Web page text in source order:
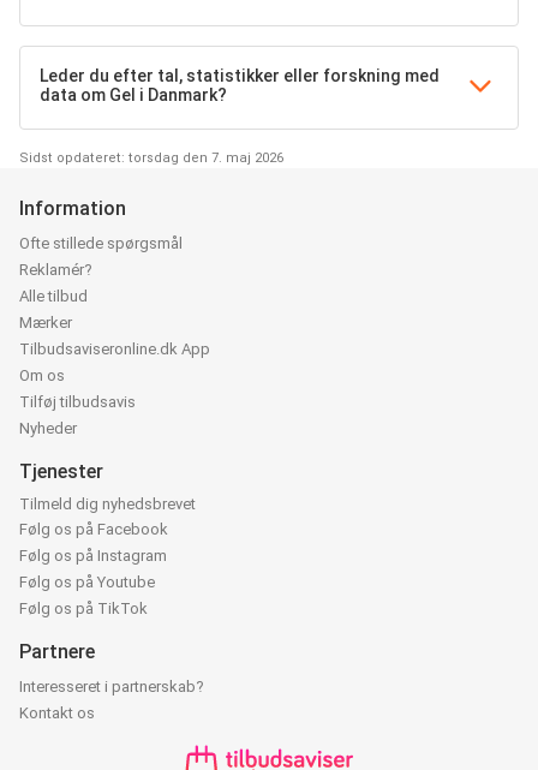
Leder du efter tal, statistikker eller forskning med
data om Gel i Danmark?
Sidst opdateret: torsdag den 7. maj 2026
Information
Ofte stillede spørgsmål
Reklamér?
Alle tilbud
Mærker
Tilbudsaviseronline.dk App
Om os
Tilføj tilbudsavis
Nyheder
Tjenester
Tilmeld dig nyhedsbrevet
Følg os på Facebook
Følg os på Instagram
Følg os på Youtube
Følg os på TikTok
Partnere
Interesseret i partnerskab?
Kontakt os